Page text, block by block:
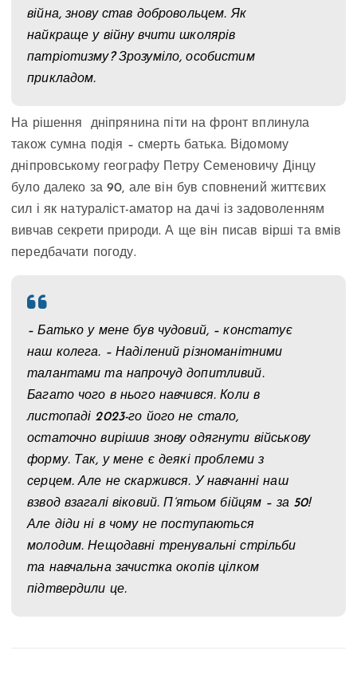
війна, знову став добровольцем. Як
найкраще у війну вчити школярів
патріотизму? Зрозуміло, особистим
прикладом.
На рішення дніпрянина піти на фронт вплинула
також сумна подія – смерть батька. Відомому
дніпровському географу Петру Семеновичу Дінцу
було далеко за 90, але він був сповнений життєвих
сил і як натураліст-аматор на дачі із задоволенням
вивчав секрети природи. А ще він писав вірші та вмів
передбачати погоду.
– Батько у мене був чудовий, – констатує
наш колега. – Наділений різноманітними
талантами та напрочуд допитливий.
Багато чого в нього навчився. Коли в
листопаді 2023-го його не стало,
остаточно вирішив знову одягнути військову
форму. Так, у мене є деякі проблеми з
серцем. Але не скаржився. У навчанні наш
взвод взагалі віковий. П’ятьом бійцям – за 50!
Але діди ні в чому не поступаються
молодим. Нещодавні тренувальні стрільби
та навчальна зачистка окопів цілком
підтвердили це.